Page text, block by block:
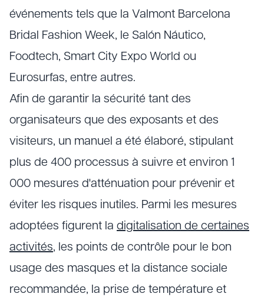
événements tels que la Valmont Barcelona
Bridal Fashion Week, le Salón Náutico,
Foodtech, Smart City Expo World ou
Eurosurfas, entre autres.
Afin de garantir la sécurité tant des
organisateurs que des exposants et des
visiteurs, un manuel a été élaboré, stipulant
plus de 400 processus à suivre et environ 1
000 mesures d'atténuation pour prévenir et
éviter les risques inutiles. Parmi les mesures
adoptées figurent la digitalisation de certaines
activités, les points de contrôle pour le bon
usage des masques et la distance sociale
recommandée, la prise de température et